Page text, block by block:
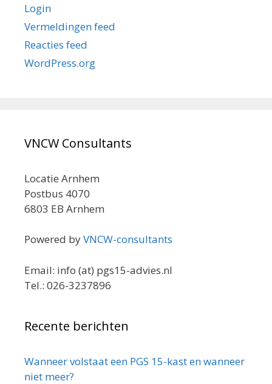
Login
Vermeldingen feed
Reacties feed
WordPress.org
VNCW Consultants
Locatie Arnhem
Postbus 4070
6803 EB Arnhem
Powered byVNCW-consultants
Email: info (at) pgs15-advies.nl
Tel.: 026-3237896
Recente berichten
Wanneer volstaat een PGS 15-kast en wanneer
niet meer?